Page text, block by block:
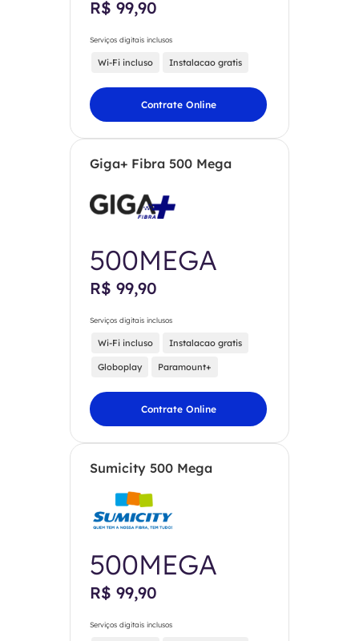
R$ 99,90
Serviços digitais inclusos
Wi-Fi incluso Instalacao gratis
Contrate Online
Giga+ Fibra 500 Mega
500MEGA
R$ 99,90
Serviços digitais inclusos
Wi-Fi incluso Instalacao gratis
Globoplay Paramount+
Contrate Online
Sumicity 500 Mega
500MEGA
R$ 99,90
Serviços digitais inclusos